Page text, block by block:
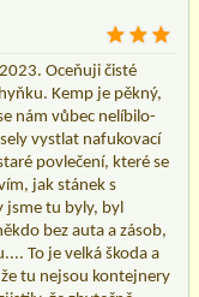
Oceňuji čisté
Kemp je pěkný,
nám vůbec nelíbilo-
vystlat nafukovací
povlečení, které se
jak stánek s
tu byly, byl
bez auta a zásob,
To je velká škoda a
tu nejsou kontejnery